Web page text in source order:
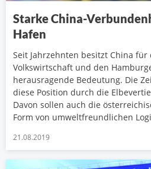
Starke China-
Hafen
Seit Jahrzehnten besitzt China für
Volkswirtschaft und den
herausragende Bedeutung. Die
diese Position durch die
Davon sollen auch die
Form von umweltfreundlichen
21.08.2019